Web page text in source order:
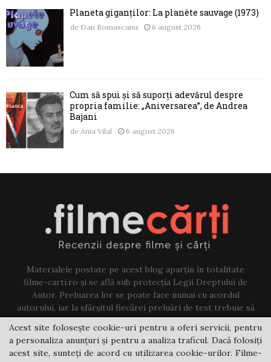
Planeta giganților: La planète sauvage (1973)
de Dan Romascanu 6 august 2026
Cum să spui și să suporți adevărul despre
propria familie: „Aniversarea”, de Andrea
Bajani
de Ania Vilal 6 august 2026
Materialele postate pe acest blog aparțin în totalitate
filme-carti.ro și se află sub protecția Legii Dreptului de
Autor. Preluarea lor se poate face numai cu acordul
autorului, iar la sfârșitul fiecărei preluări de text trebuie să
existe un link către acest blog.
Contact us:jovi@filme-carti.ro
Acest site folosește cookie-uri pentru a oferi servicii, pentru
a personaliza anunțuri și pentru a analiza traficul. Dacă folosiți
acest site, sunteți de acord cu utilizarea cookie-urilor. Filme-